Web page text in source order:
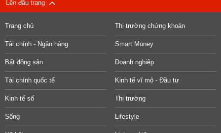
Lên đầu trang
Trang chủ Thị trường chứng khoán
Tài chính - Ngân hàng Smart Money
Bất động sản Doanh nghiệp
Tài chính quốc tế Kinh tế vĩ mô - Đầu tư
Kinh tế số Thị trường
Sống Lifestyle